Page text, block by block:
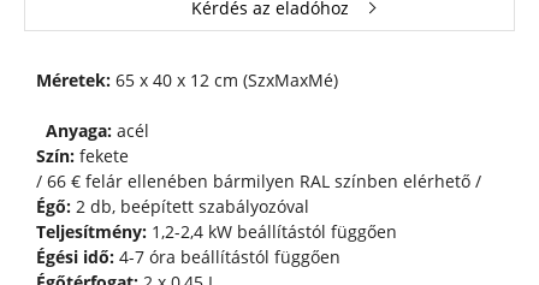
Kérdés az eladóhoz
Méretek:65 x 40 x 12 cm (SzxMaxMé)
Anyaga:acél
Szín:fekete
/ 66 € felár ellenében bármilyen RAL színben elérhető /
Égő:2 db, beépített szabályozóval
Teljesítmény:1,2-2,4 kW beállítástól függően
Égési idő:4-7 óra beállítástól függően